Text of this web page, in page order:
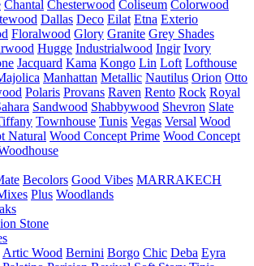
Chantal Chesterwood Coliseum Colorwood
Dallas Deco Eilat Etna Exterio
Floralwood Glory Granite Grey Shades
Hugge Industrialwood Ingir Ivory
Jacquard Kama Kongo Lin Loft Lofthouse
Manhattan Metallic Nautilus Orion Otto
Polaris Provans Raven Rento Rock Royal
Sandwood Shabbywood Shevron Slate
Townhouse Tunis Vegas Versal Wood
Natural Wood Concept Prime Wood Concept
Becolors Good Vibes MARRAKECH
Plus Woodlands
Stone
Artic Wood Bernini Borgo Chic Deba Eyra